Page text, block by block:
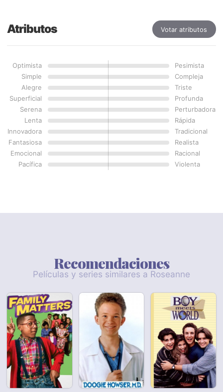
Atributos Votar atributos
Optimista
Pesimista
Simple
Compleja
Alegre
Triste
Superficial
Profunda
Serena
Perturbadora
Lenta
Rápida
Innovadora
Tradicional
Fantasiosa
Realista
Emocional
Racional
Pacífica
Violenta
Recomendaciones
Películas y series similares a Roseanne